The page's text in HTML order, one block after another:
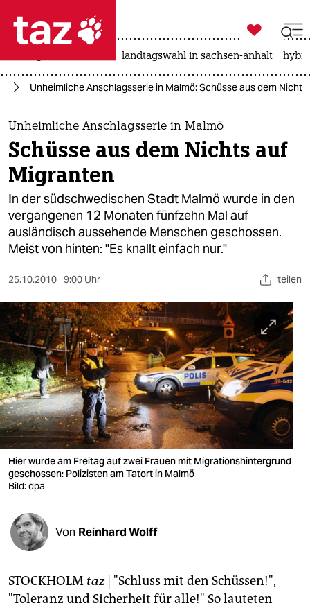
 taz zahl ich
taz zahl ich
themen
politik
öko
gesellschaft
kultur
sport
berlin
nord
wahrheit
verlag
verlag
veranstaltungen
shop
fragen & hilfe
unterstützen
genossenschaft

taz zahl ich
landtagswahl in sachsen-anhalt
Unheimliche Anschlagsserie in Malmö: Schüsse aus dem
Unheimliche Anschlagsserie in Malmö
Schüsse aus dem Nichts auf
Migranten
In der südschwedischen Stadt Malmö wurde in den
vergangenen 12 Monaten fünfzehn Mal auf
ausländisch aussehende Menschen geschossen.
Meist von hinten: "Es knallt einfach nur."
25.10.2010 9:00 Uhr teilen
Hier wurde am Freitag auf zwei Frauen mit Migrationshintergrund
geschossen: Polizisten am Tatort in Malmö
Bild: dpa
Von Reinhard Wolff
STOCKHOLM taz
"Schluss mit den Schüssen!",
"Toleranz und Sicherheit für alle!" So lauteten